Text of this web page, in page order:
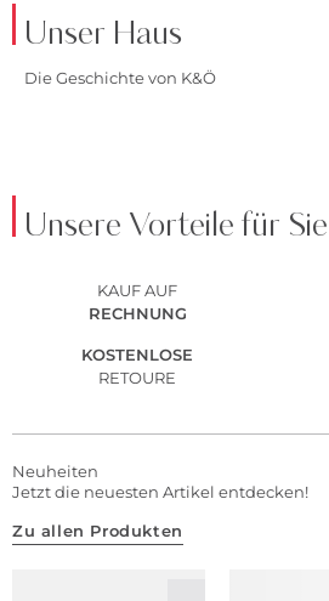
Unser Haus
Die Geschichte von K&Ö
Unsere Vorteile für Sie
KAUF AUF
RECHNUNG
KOSTENLOSE
RETOURE
Neuheiten
Jetzt die neuesten Artikel entdecken!
Zu allen Produkten